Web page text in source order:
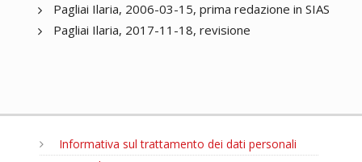
Pagliai Ilaria, 2006-03-15, prima redazione in SIAS
Pagliai Ilaria, 2017-11-18, revisione
Informativa sul trattamento dei dati personali